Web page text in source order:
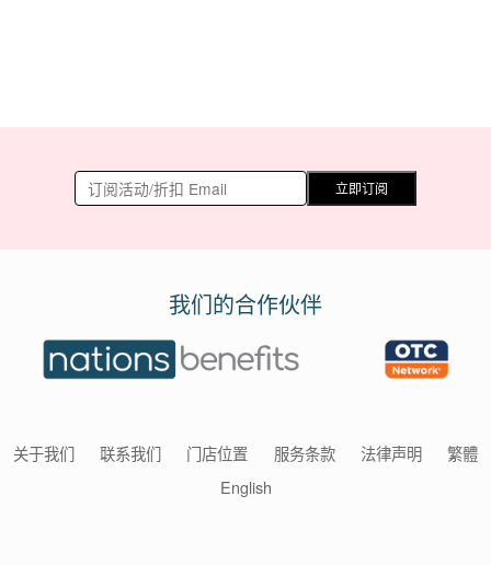
立即订阅
我们的合作伙伴
关于我们 联系我们 门店位置 服务条款 法律声明
繁體
English